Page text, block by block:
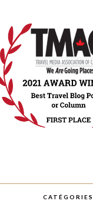
CATÉGORIES